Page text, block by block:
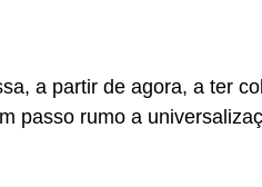
a partir de agora, a ter
passo rumo a